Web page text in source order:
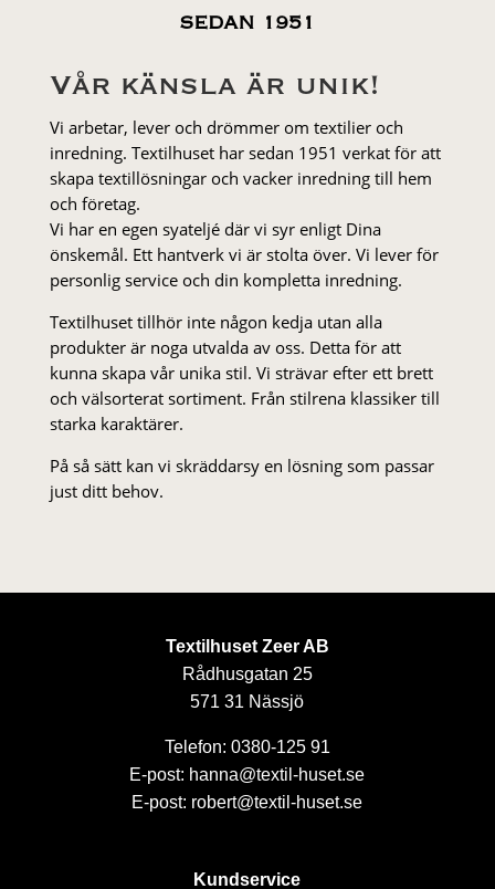
SEDAN 1951
Vår känsla är unik!
Vi arbetar, lever och drömmer om textilier och
inredning. Textilhuset har sedan 1951 verkat för att
skapa textillösningar och vacker inredning till hem
och företag.
Vi har en egen syateljé där vi syr enligt Dina
önskemål. Ett hantverk vi är stolta över. Vi lever för
personlig service och din kompletta inredning.
Textilhuset tillhör inte någon kedja utan alla
produkter är noga utvalda av oss. Detta för att
kunna skapa vår unika stil. Vi strä­var efter ett brett
och välsorterat sor­ti­ment. Från stil­rena klas­siker till
starka karaktärer.
På så sätt kan vi skräddarsy en lösning som passar
just ditt behov.
Textilhuset Zeer AB
Rådhusgatan 25
571 31 Nässjö
Telefon: 0380-125 91
E-post: hanna@textil-huset.se
E-post: robert@textil-huset.se
Kundservice